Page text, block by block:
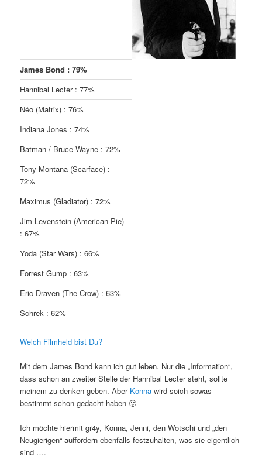
James Bond : 79%
Hannibal Lecter : 77%
Néo (Matrix) : 76%
Indiana Jones : 74%
Batman / Bruce Wayne : 72%
Tony Montana (Scarface) :
72%
Maximus (Gladiator) : 72%
Jim Levenstein (American Pie)
: 67%
Yoda (Star Wars) : 66%
Forrest Gump : 63%
Eric Draven (The Crow) : 63%
Schrek : 62%
Welch Filmheld bist Du?
Mit dem James Bond kann ich gut leben. Nur die „Information“,
dass schon an zweiter Stelle der Hannibal Lecter steht, sollte
meinem zu denken geben. Aber Konna wird soich sowas
bestimmt schon gedacht haben 🙂
Ich möchte hiermit gr4y, Konna, Jenni, den Wotschi und „den
Neugierigen“ auffordern ebenfalls festzuhalten, was sie eigentlich
sind ….